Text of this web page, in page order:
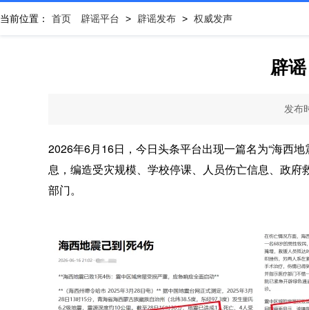
当前位置： 首页 辟谣平台 > 辟谣发布 > 权威发声
辟
发布
2026年6月16日，今日头条平台出现一篇名为“海西
息，编造受灾规模、学校停课、人员伤亡信息、政
部门。